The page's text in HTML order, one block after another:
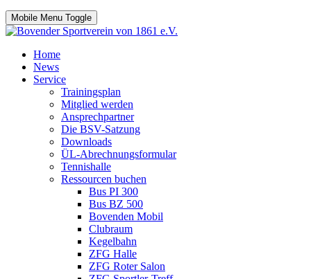
Mobile Menu Toggle
Home
News
Service
Trainingsplan
Mitglied werden
Ansprechpartner
Die BSV-Satzung
Downloads
ÜL-Abrechnungsformular
Tennishalle
Ressourcen buchen
Bus PI 300
Bus BZ 500
Bovenden Mobil
Clubraum
Kegelbahn
ZFG Halle
ZFG Roter Salon